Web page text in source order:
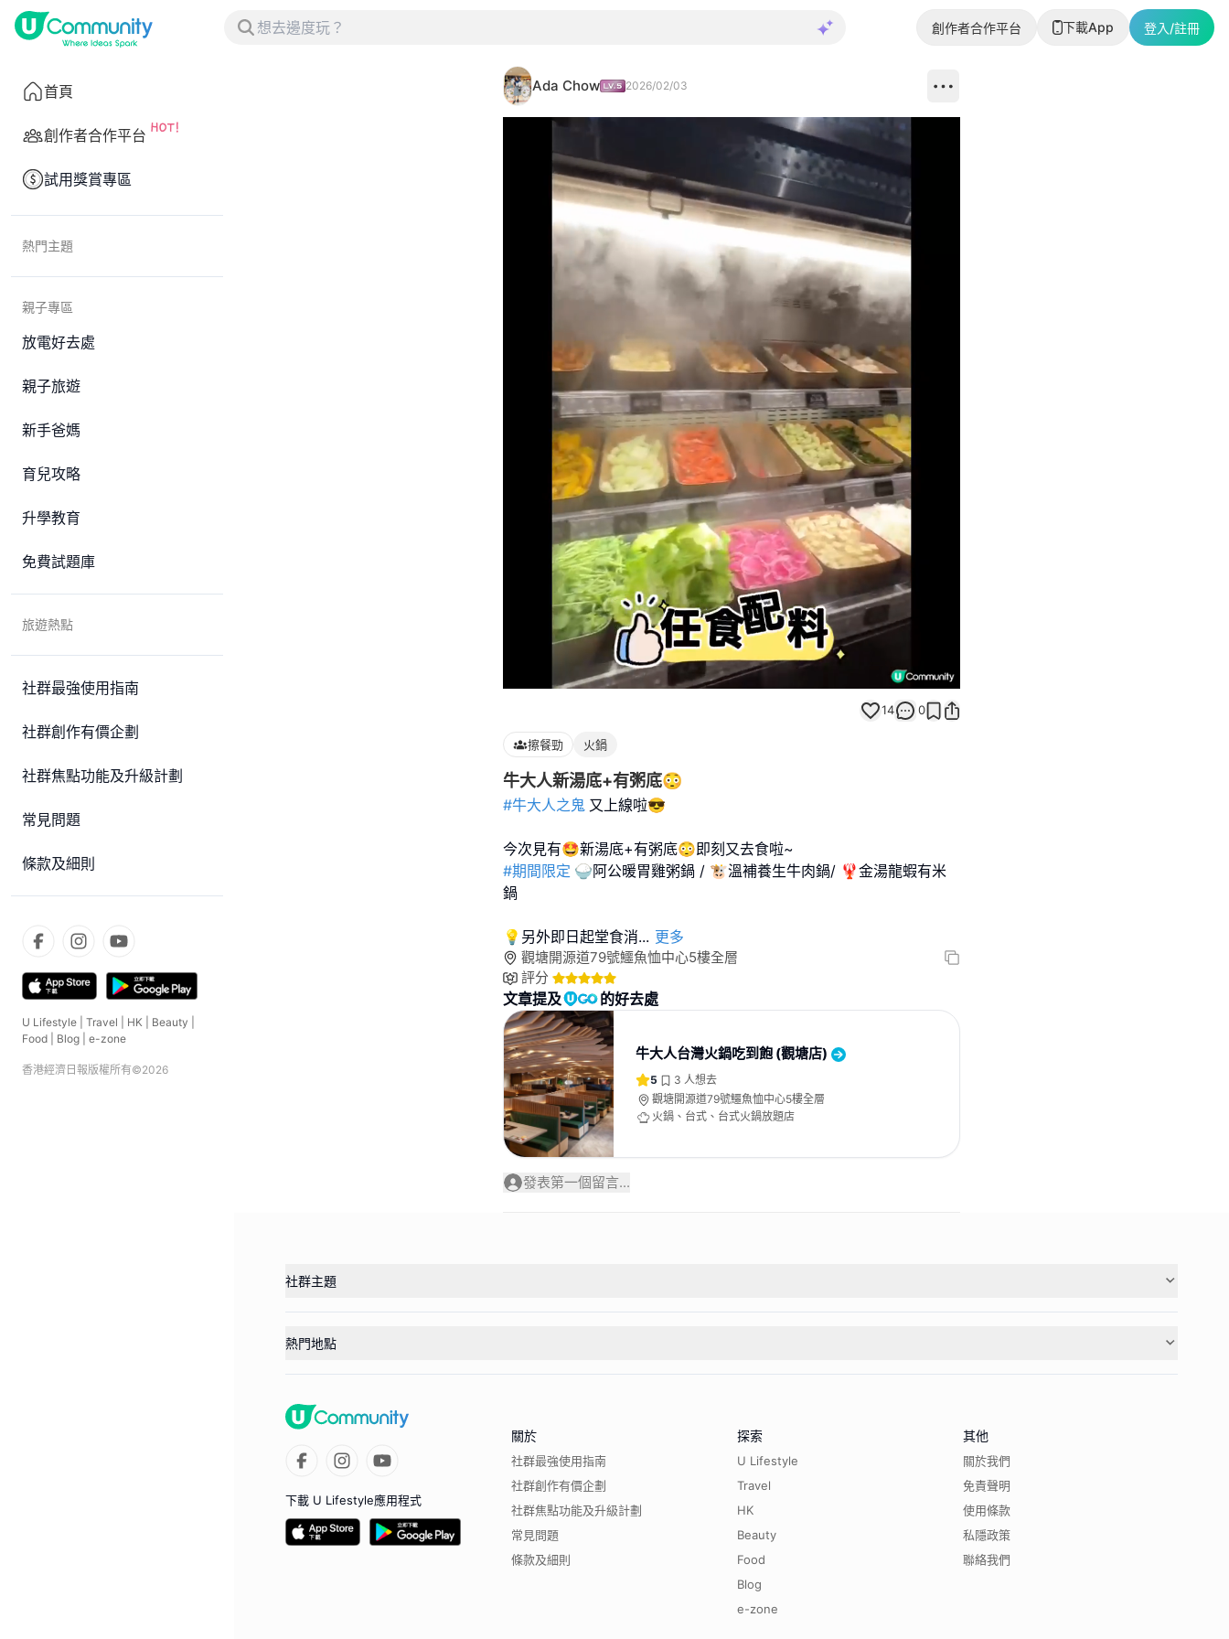
創作者合作平台 下載App 登入/註冊
首頁
創作者合作平台
試用獎賞專區
熱門主題
親子專區
放電好去處
親子旅遊
新手爸媽
育兒攻略
升學教育
免費試題庫
旅遊熱點
社群最強使用指南
社群創作有價企劃
社群焦點功能及升級計劃
常見問題
條款及細則
U Lifestyle Travel HK Beauty
Food
Blog e-zone
香港經濟日報版權所有©2026
Ada Chow 2026/02/03
Loaded
100.00%
Unmute
14 0
擦餐勁 火鍋
牛大人新湯底+有粥底😳
#牛大人之鬼 又上線啦😎
#期間限定 🍚阿公暖胃雞粥鍋 / 🐮溫補養生牛肉鍋/ 🦞金湯龍蝦有米
鍋
💡另外即日起堂食消... 更多
觀塘開源道79號鱷魚恤中心5樓全層
評分
文章提及 的好去處
牛大人台灣火鍋吃到飽 (觀塘店)
5 3 人想去
觀塘開源道79號鱷魚恤中心5樓全層
火鍋、台式、台式火鍋放題店
發表第一個留言...
社群主題
熱門地點
下載 U Lifestyle應用程式
關於
社群最強使用指南
社群創作有價企劃
社群焦點功能及升級計劃
常見問題
條款及細則
探索
U Lifestyle
Travel
HK
Beauty
Food
Blog
e-zone
其他
關於我們
免責聲明
使用條款
私隱政策
聯絡我們